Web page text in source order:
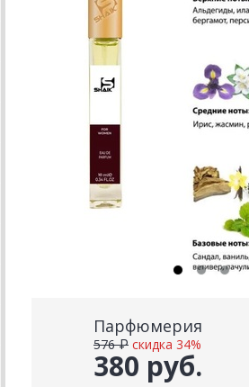
Парфюмерия
380 руб.
576 ₽ скидка 34%